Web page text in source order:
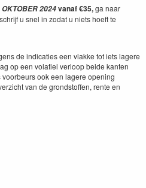
OKTOBER2024vanaf €35,ga naar
u snel in zodat u niets hoeft te
de indicaties een vlakke tot iets lagere
op een volatiel verloop beide kanten
ook een lagere opening
van de grondstoffen, rente en